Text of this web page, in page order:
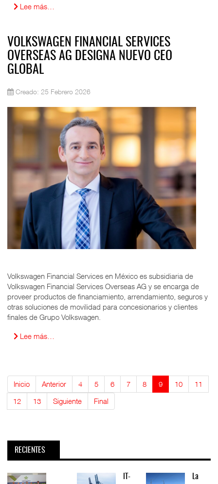
Lee más…
VOLKSWAGEN FINANCIAL SERVICES
OVERSEAS AG DESIGNA NUEVO CEO
GLOBAL
Creado: 25 Febrero 2026
Volkswagen Financial Services en México es subsidiaria de
Volkswagen Financial Services Overseas AG y se encarga de
proveer productos de financiamiento, arrendamiento, seguros y
otras soluciones de movilidad para concesionarios y clientes
finales de Grupo Volkswagen.
Lee más…
Inicio Anterior 4 5 6 7 8 9 10
11
12
13 Siguiente Final
RECIENTES
IT- La